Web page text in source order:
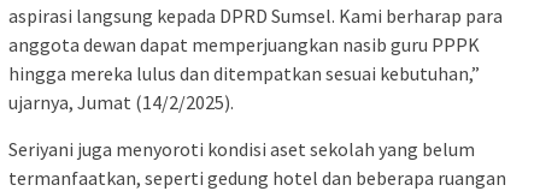
aspirasi langsung kepada DPRD Sumsel. Kami berharap para
anggota dewan dapat memperjuangkan nasib guru PPPK
hingga mereka lulus dan ditempatkan sesuai kebutuhan,”
ujarnya, Jumat (14/2/2025).
Seriyani juga menyoroti kondisi aset sekolah yang belum
termanfaatkan, seperti gedung hotel dan beberapa ruangan